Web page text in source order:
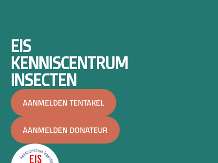
EIS
KENNISCENTRUM
INSECTEN
AANMELDEN TENTAKEL
AANMELDEN DONATEUR